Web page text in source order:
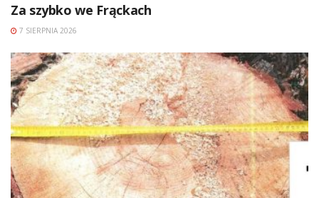
Za szybko we Frąckach
7 SIERPNIA 2026